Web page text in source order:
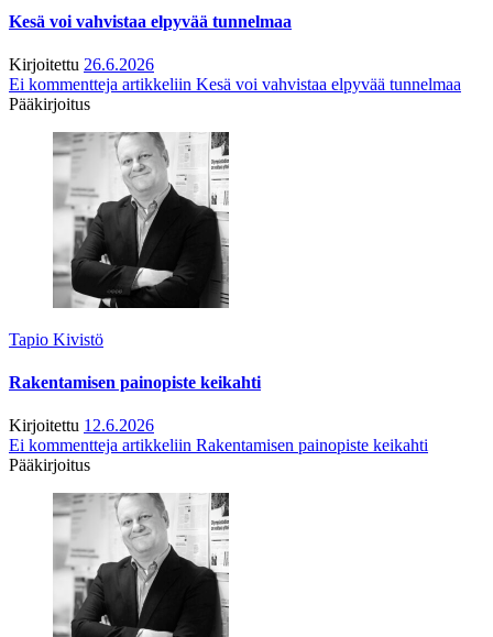
Kesä voi vahvistaa elpyvää tunnelmaa
Kirjoitettu 26.6.2026
Ei kommentteja artikkeliin Kesä voi vahvistaa elpyvää tunnelmaa
Pääkirjoitus
Tapio Kivistö
Rakentamisen painopiste keikahti
Kirjoitettu 12.6.2026
Ei kommentteja artikkeliin Rakentamisen painopiste keikahti
Pääkirjoitus